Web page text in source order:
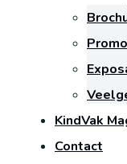
KindVak
Contact